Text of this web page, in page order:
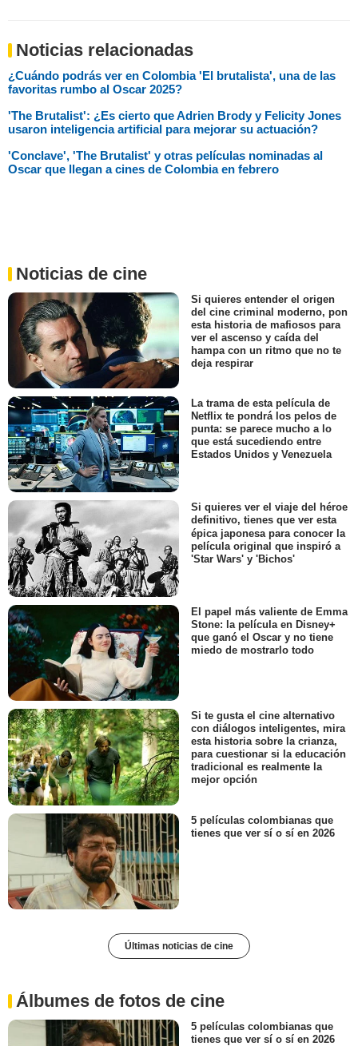
Noticias relacionadas
¿Cuándo podrás ver en Colombia 'El brutalista', una de las
favoritas rumbo al Oscar 2025?
'The Brutalist': ¿Es cierto que Adrien Brody y Felicity Jones
usaron inteligencia artificial para mejorar su actuación?
'Conclave', 'The Brutalist' y otras películas nominadas al
Oscar que llegan a cines de Colombia en febrero
Noticias de cine
Si quieres entender el origen
del cine criminal moderno, pon
esta historia de mafiosos para
ver el ascenso y caída del
hampa con un ritmo que no te
deja respirar
La trama de esta película de
Netflix te pondrá los pelos de
punta: se parece mucho a lo
que está sucediendo entre
Estados Unidos y Venezuela
Si quieres ver el viaje del héroe
definitivo, tienes que ver esta
épica japonesa para conocer la
película original que inspiró a
'Star Wars' y 'Bichos'
El papel más valiente de Emma
Stone: la película en Disney+
que ganó el Oscar y no tiene
miedo de mostrarlo todo
Si te gusta el cine alternativo
con diálogos inteligentes, mira
esta historia sobre la crianza,
para cuestionar si la educación
tradicional es realmente la
mejor opción
5 películas colombianas que
tienes que ver sí o sí en 2026
Últimas noticias de cine
Álbumes de fotos de cine
5 películas colombianas que
tienes que ver sí o sí en 2026